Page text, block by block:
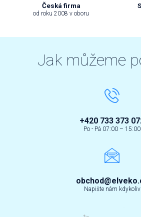
Česká firma
od roku 2008 v oboru
Jak můžeme
+420 733 373
Po - Pá 07:00 – 15:00
Napište nám kdykoliv